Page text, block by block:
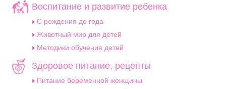
Воспитание и развитие ребенка
C рождения до года
Животный мир для детей
Методики обучения детей
Здоровое питание, рецепты
Питание беременной женщины